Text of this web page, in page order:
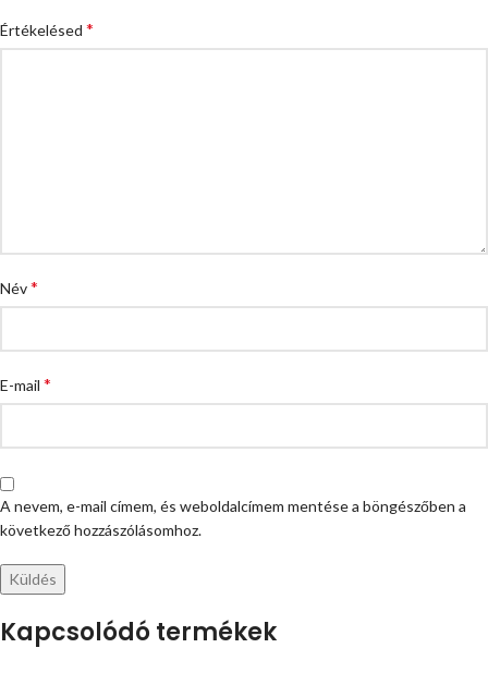
Értékelésed *
Név*
E-mail *
A nevem, e-mail címem, és weboldalcímem mentése a böngészőben a
következő hozzászólásomhoz.
Kapcsolódó termékek